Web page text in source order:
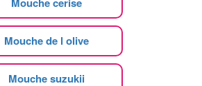
Mouche de l olive
Mouche suzukii